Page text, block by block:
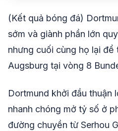
(Kết quả bóng đá)
sớm và giành phần lớn
nhưng cuối cùng họ lại
Augsburg tại vòng 8
Dortmund khởi đầu thuận
nhanh chóng mở tỷ số ở
đường chuyền từ Serhou